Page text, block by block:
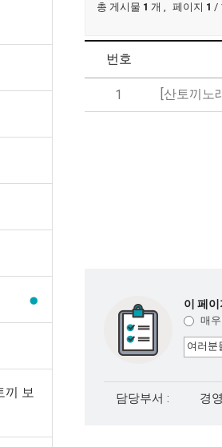
끼 보
총 게시물 1 개 , 페이지 1 /
번호
1 [산토끼노
이 페
매
담당부서 : 경